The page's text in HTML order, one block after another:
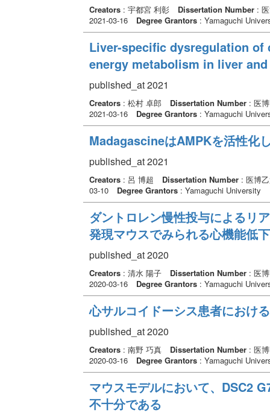
Creators: 宇都宮 利彰 Dissertation Number: 医
2021-03-16
Degree Grantors: Yamaguchi
Liver-specific dysregulation
energy metabolism in liver
published_at 2021
Creators: 松村 卓郎 Dissertation Number: 医
2021-03-16
Degree Grantors: Yamaguchi
MadagascineはAMPKを活性化
published_at 2021
Creators: 呂 博超 Dissertation Number: 医博
03-10
Degree Grantors: Yamaguchi University
ダントロレン慢性投与によるリ
発現マウスでみられる心機能低
published_at 2020
Creators: 清水 陽子 Dissertation Number: 医
2020-03-16
Degree Grantors: Yamaguchi
心サルコイドーシス患者におけ
published_at 2020
Creators: 南野 巧真 Dissertation Number: 医
2020-03-16
Degree Grantors: Yamaguchi
マウスモデルにおいて、DSC2
不十分である